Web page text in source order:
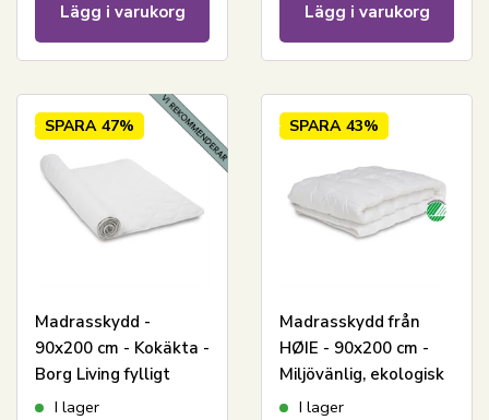
Lägg i varukorg Lägg i varukorg
SPARA 47%
Madrasskydd -
90x200 cm - Kokäkta -
Borg Living fylligt
madrasskydd i 100%
I lager
SPARA 43%
Madrasskydd från
HØIE - 90x200 cm -
Miljövänlig, ekologisk
och bekväm
I lager